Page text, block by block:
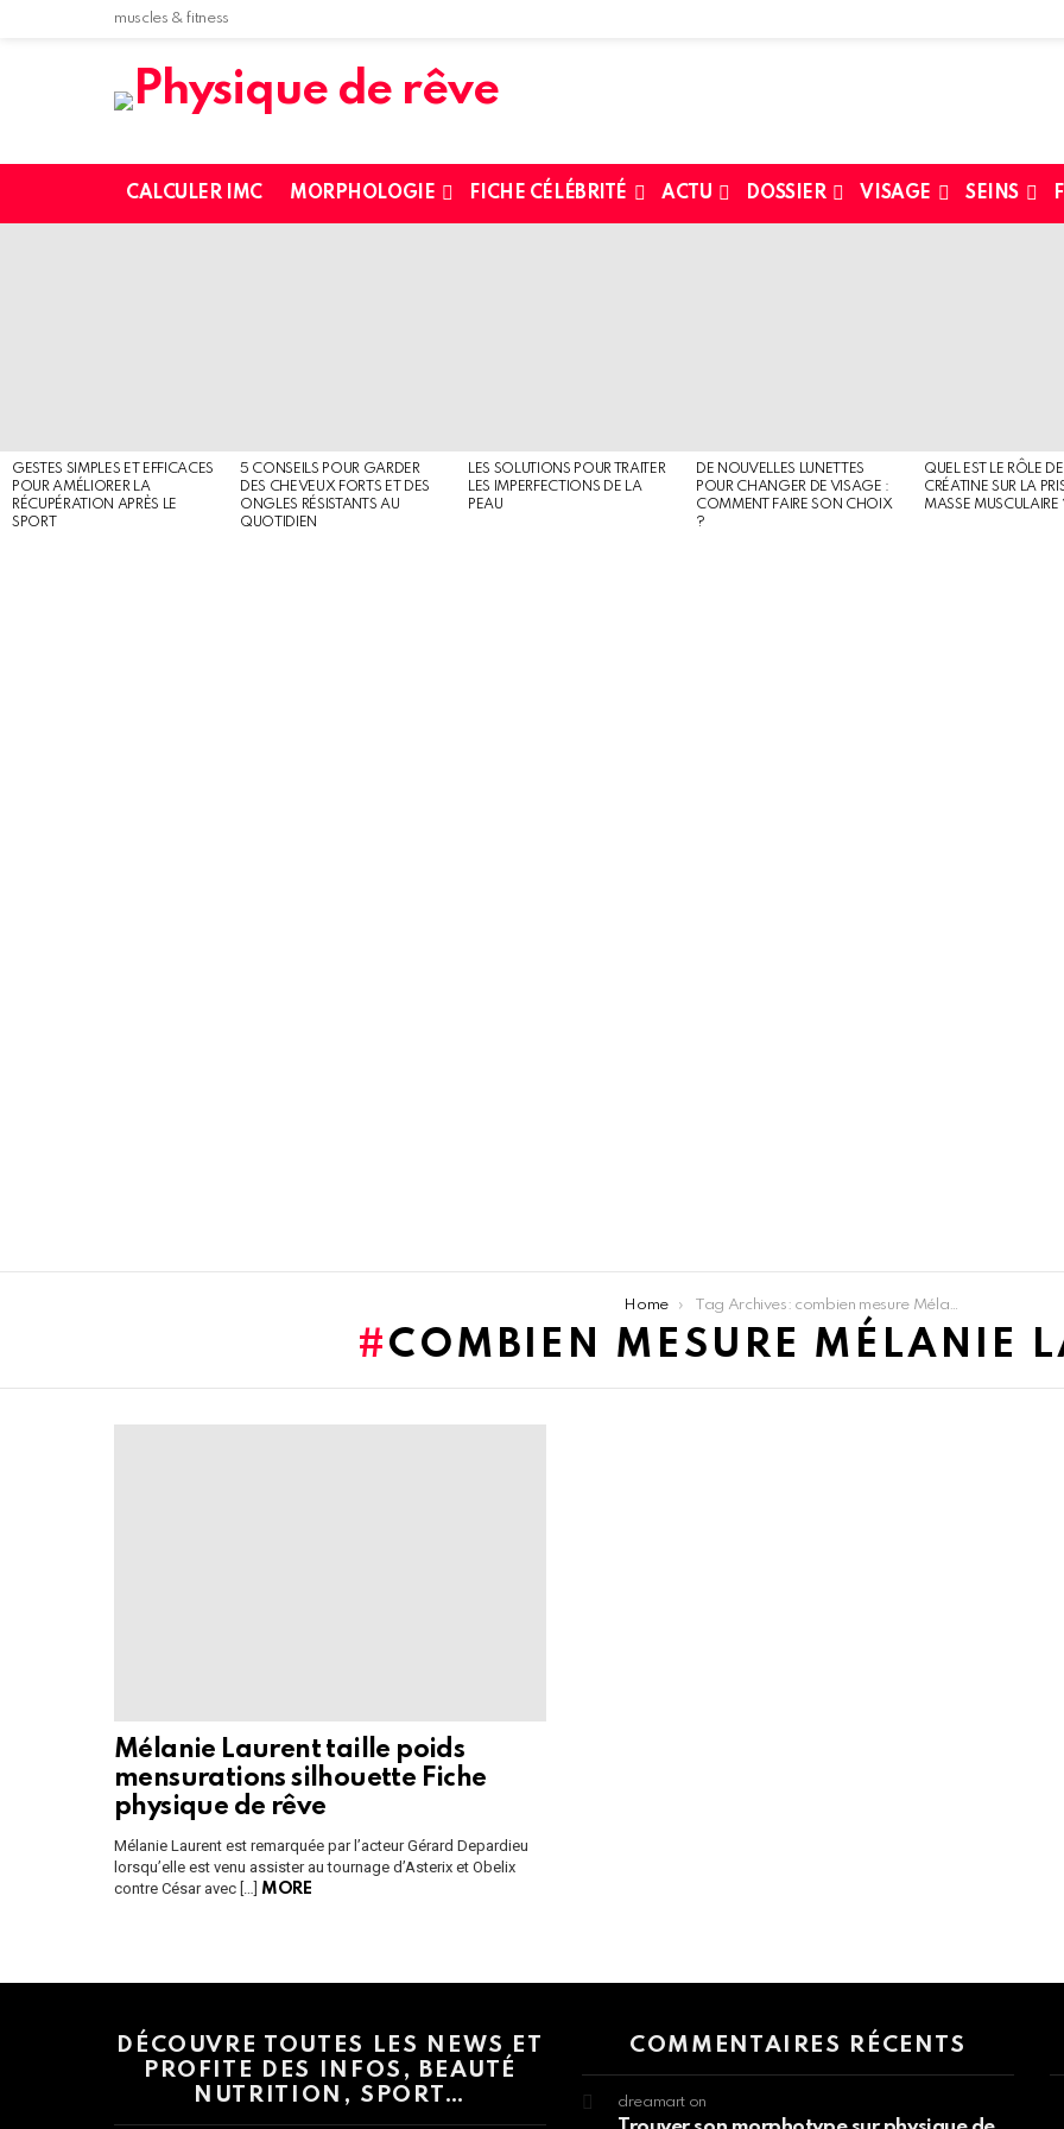
muscles & fitness
CALCULER IMC MORPHOLOGIE FICHE CÉLÉBRITÉ ACTU DOSSIER VISAGE SEINS
GESTES SIMPLES ET EFFICACES
POUR AMÉLIORER LA
RÉCUPÉRATION APRÈS LE
SPORT
5 CONSEILS POUR GARDER
DES CHEVEUX FORTS ET DES
ONGLES RÉSISTANTS AU
QUOTIDIEN
LES SOLUTIONS POUR TRAITER
LES IMPERFECTIONS DE LA
PEAU
DE NOUVELLES LUNETTES
POUR CHANGER DE VISAGE :
COMMENT FAIRE SON CHOIX
?
QUEL EST LE RÔLE
CRÉATINE SUR LA
MASSE MUSCULAIRE
Home Tag Archives: combien mesure Mélanie Laurent
COMBIEN MESURE MÉLANIE
Mélanie Laurent taille poids
mensurations silhouette Fiche
physique de rêve
Mélanie Laurent est remarquée par l’acteur Gérard Depardieu
lorsqu’elle est venu assister au tournage d’Asterix et Obelix
contre César avec […] MORE
DÉCOUVRE TOUTES LES NEWS ET
PROFITE DES INFOS, BEAUTÉ
NUTRITION, SPORT…
COMMENTAIRES RÉCENTS
dreamart on